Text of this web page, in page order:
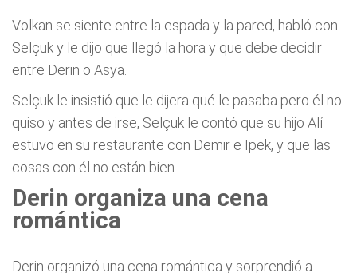
Volkan se siente entre la espada y la pared, habló con
Selçuk y le dijo que llegó la hora y que debe decidir
entre Derin o Asya.
Selçuk le insistió que le dijera qué le pasaba pero él no
quiso y antes de irse, Selçuk le contó que su hijo Alí
estuvo en su restaurante con Demir e Ipek, y que las
cosas con él no están bien.
Derin organiza una cena
romántica
Derin organizó una cena romántica y sorprendió a